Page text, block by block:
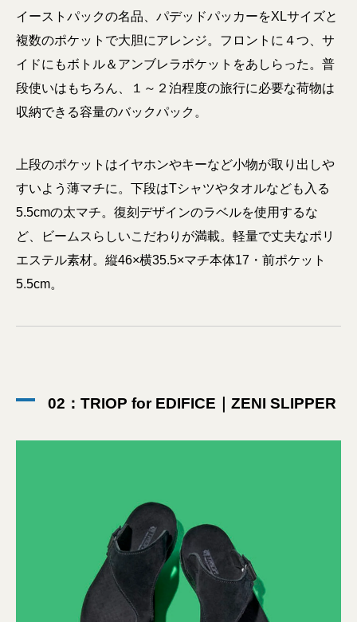
イーストパックの名品、パデッドパッカーをXLサイズと
複数のポケットで大胆にアレンジ。フロントに４つ、サ
イドにもボトル＆アンブレラポケットをあしらった。普
段使いはもちろん、１～２泊程度の旅行に必要な荷物は
収納できる容量のバックパック。
上段のポケットはイヤホンやキーなど小物が取り出しや
すいよう薄マチに。下段はTシャツやタオルなども入る
5.5cmの太マチ。復刻デザインのラベルを使用するな
ど、ビームスらしいこだわりが満載。軽量で丈夫なポリ
エステル素材。縦46×横35.5×マチ本体17・前ポケット
5.5cm。
02：TRIOP for EDIFICE｜ZENI SLIPPER